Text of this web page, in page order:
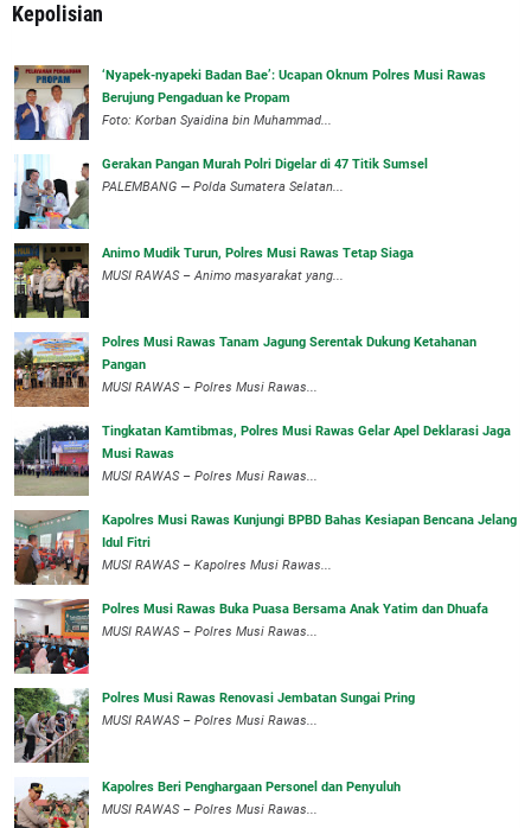
Kepolisian
‘Nyapek-nyapeki Badan Bae’: Ucapan Oknum Polres Musi Rawas
Berujung Pengaduan ke Propam
Foto: Korban Syaidina bin Muhammad...
Gerakan Pangan Murah Polri Digelar di 47 Titik Sumsel
PALEMBANG — Polda Sumatera Selatan...
Animo Mudik Turun, Polres Musi Rawas Tetap Siaga
MUSI RAWAS – Animo masyarakat yang...
Polres Musi Rawas Tanam Jagung Serentak Dukung Ketahanan
Pangan
MUSI RAWAS – Polres Musi Rawas...
Tingkatan Kamtibmas, Polres Musi Rawas Gelar Apel Deklarasi Jaga
Musi Rawas
MUSI RAWAS – Polres Musi Rawas...
Kapolres Musi Rawas Kunjungi BPBD Bahas Kesiapan Bencana Jelang
Idul Fitri
MUSI RAWAS – Kapolres Musi Rawas...
Polres Musi Rawas Buka Puasa Bersama Anak Yatim dan Dhuafa
MUSI RAWAS – Polres Musi Rawas...
Polres Musi Rawas Renovasi Jembatan Sungai Pring
MUSI RAWAS – Polres Musi Rawas...
Kapolres Beri Penghargaan Personel dan Penyuluh
MUSI RAWAS – Polres Musi Rawas...